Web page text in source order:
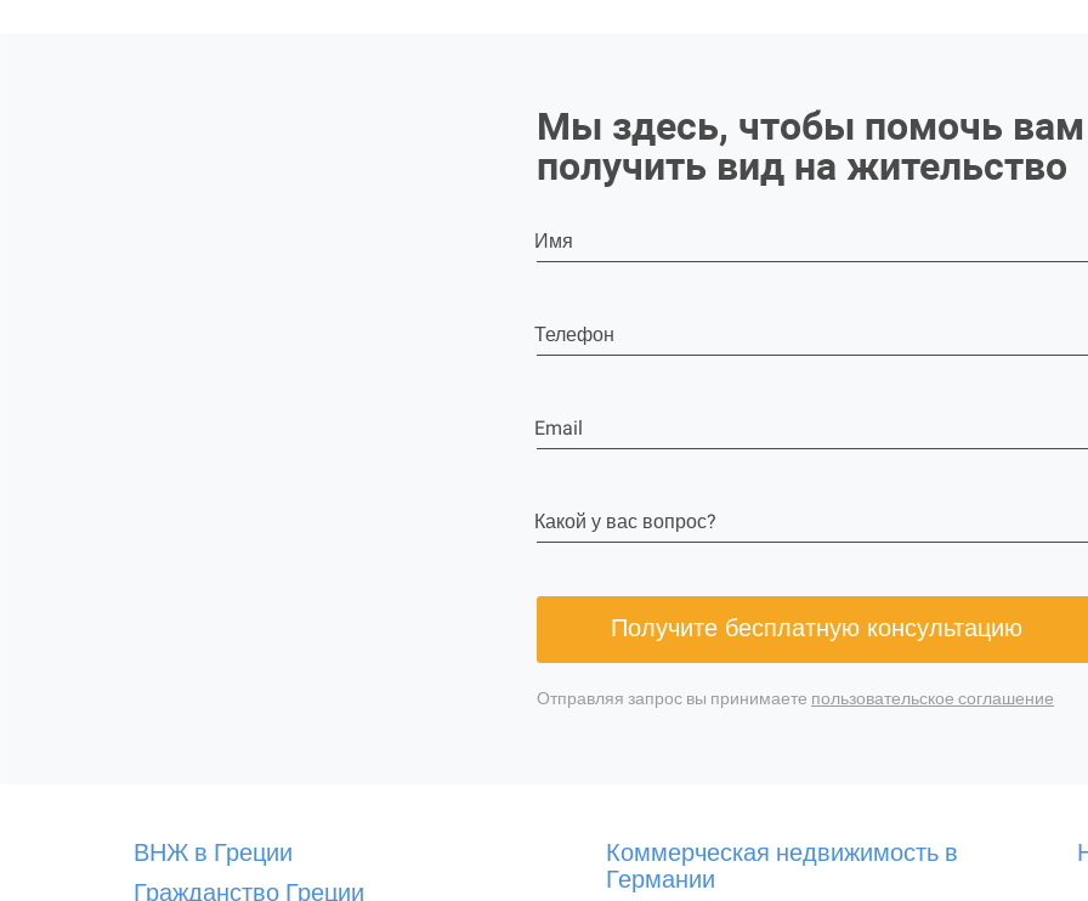
Мы здесь, чтобы помочь вам
получить вид на жительство
Имя
Телефон
Email
Какой у вас вопрос?
Получите бесплатную консультацию
Отправляя запрос вы принимаете пользовательское соглашение
ВНЖ в Греции
Гражданство Греции
Коммерческая недвижимость в
Германии